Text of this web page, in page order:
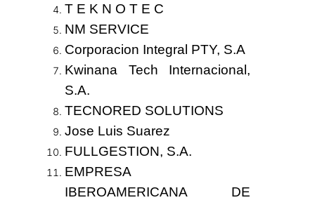
T E K N O T E C
NM SERVICE
Corporacion Integral PTY, S.A
Kwinana Tech Internacional,
S.A.
TECNORED SOLUTIONS
Jose Luis Suarez
FULLGESTION, S.A.
EMPRESA
IBEROAMERICANA DE